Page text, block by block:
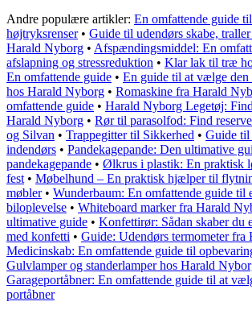
Andre populære artikler: En omfattende guide
højtryksrenser• Guide til udendørs skabe,
Harald Nyborg • Afspændingsmiddel: En
afslapning og stressreduktion • Klar lak til træ
En omfattende guide • En guide til at vælge
hos Harald Nyborg • Romaskine fra Harald
omfattende guide • Harald Nyborg Legetøj:
Harald Nyborg • Rør til parasolfod: Find
og Silvan • Trappegitter til Sikkerhed • Guide
indendørs • Pandekagepande: Den ultimative
pandekagepande • Ølkrus i plastik: En praktisk
fest • Møbelhund – En praktisk hjælper til
møbler• Wunderbaum: En omfattende guide til
biloplevelse • Whiteboard marker fra Harald
ultimative guide • Konfettirør: Sådan skaber du
med konfetti • Guide: Udendørs termometer fra
Medicinskab: En omfattende guide til
Gulvlamper og standerlamper hos Harald
Garageportåbner: En omfattende guide til at
portåbner